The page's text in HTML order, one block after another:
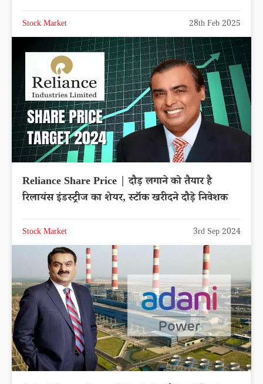
Stock Market 28th Feb 2025
Reliance Share Price | दौड़ लगाने को तैयार है
रिलायंस इंडस्ट्रीज का शेयर, स्टॉक खरीदने दौड़े निवेशक
Stock Market 3rd Sep 2024